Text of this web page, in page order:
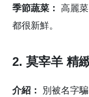
季節蔬菜： 高麗
都很新鮮。
2. 莫宰羊 精
介紹： 別被名字